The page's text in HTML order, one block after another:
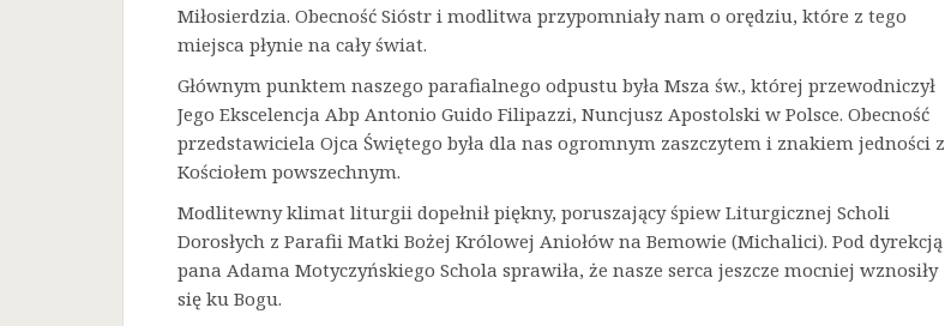
Miłosierdzia. Obecność Sióstr i modlitwa przypomniały nam o orędziu, które z tego
miejsca płynie na cały świat.
Głównym punktem naszego parafialnego odpustu była Msza św., której przewodniczył
Jego Ekscelencja Abp Antonio Guido Filipazzi, Nuncjusz Apostolski w Polsce. Obecność
przedstawiciela Ojca Świętego była dla nas ogromnym zaszczytem i znakiem jedności z
Kościołem powszechnym.
Modlitewny klimat liturgii dopełnił piękny, poruszający śpiew Liturgicznej Scholi
Dorosłych z Parafii Matki Bożej Królowej Aniołów na Bemowie (Michalici). Pod dyrekcją
pana Adama Motyczyńskiego Schola sprawiła, że nasze serca jeszcze mocniej wznosiły
się ku Bogu.